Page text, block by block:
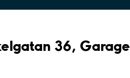
36, Garage